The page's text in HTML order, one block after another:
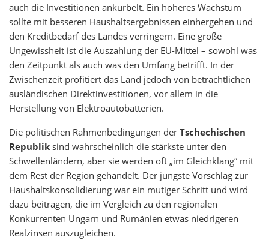
auch die Investitionen ankurbelt. Ein höheres Wachstum
sollte mit besseren Haushaltsergebnissen einhergehen und
den Kreditbedarf des Landes verringern. Eine große
Ungewissheit ist die Auszahlung der EU-Mittel – sowohl was
den Zeitpunkt als auch was den Umfang betrifft. In der
Zwischenzeit profitiert das Land jedoch von beträchtlichen
ausländischen Direktinvestitionen, vor allem in die
Herstellung von Elektroautobatterien.
Die politischen Rahmenbedingungen der Tschechischen
Republik sind wahrscheinlich die stärkste unter den
Schwellenländern, aber sie werden oft „im Gleichklang“ mit
dem Rest der Region gehandelt. Der jüngste Vorschlag zur
Haushaltskonsolidierung war ein mutiger Schritt und wird
dazu beitragen, die im Vergleich zu den regionalen
Konkurrenten Ungarn und Rumänien etwas niedrigeren
Realzinsen auszugleichen.